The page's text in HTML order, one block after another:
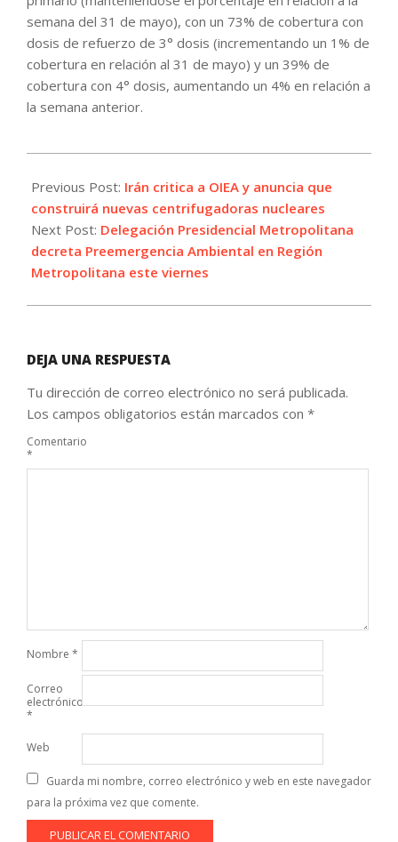
semana del 31 de mayo), con un 73% de cobertura con
dosis de refuerzo de 3° dosis (incrementando un 1% de
cobertura en relación al 31 de mayo) y un 39% de
cobertura con 4° dosis, aumentando un 4% en relación a
la semana anterior.
06-
09
Previous Post: Irán critica a OIEA y anuncia que
construirá nuevas centrifugadoras nucleares
Next Post: Delegación Presidencial Metropolitana
decreta Preemergencia Ambiental en Región
Metropolitana este viernes
DEJA UNA RESPUESTA
Tu dirección de correo electrónico no será publicada.
Los campos obligatorios están marcados con *
Comentario
*
Nombre *
Correo
electrónico
*
Web
Guarda mi nombre, correo electrónico y web en este navegador
para la próxima vez que comente.